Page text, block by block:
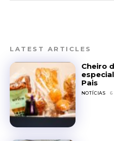
LATEST ARTICLES
Cheiro
Pais
NOTÍCIAS 6